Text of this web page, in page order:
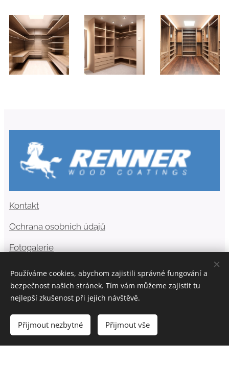
Kontakt
Ochrana osobních údajů
Fotogalerie
Med z Pošumaví
Používáme cookies, abychom zajistili správné fungování a
bezpečnost našich stránek. Tím vám můžeme zajistit tu
nejlepší zkušenost při jejich návštěvě.
Přijmout nezbytné Přijmout vše